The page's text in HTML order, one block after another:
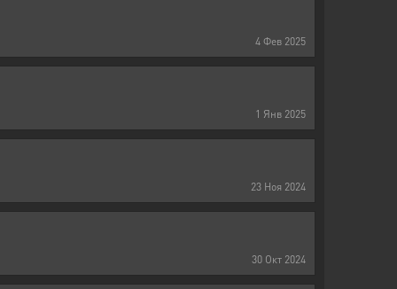
4 Фев 2025
1 Янв 2025
23 Ноя 2024
30 Окт 2024